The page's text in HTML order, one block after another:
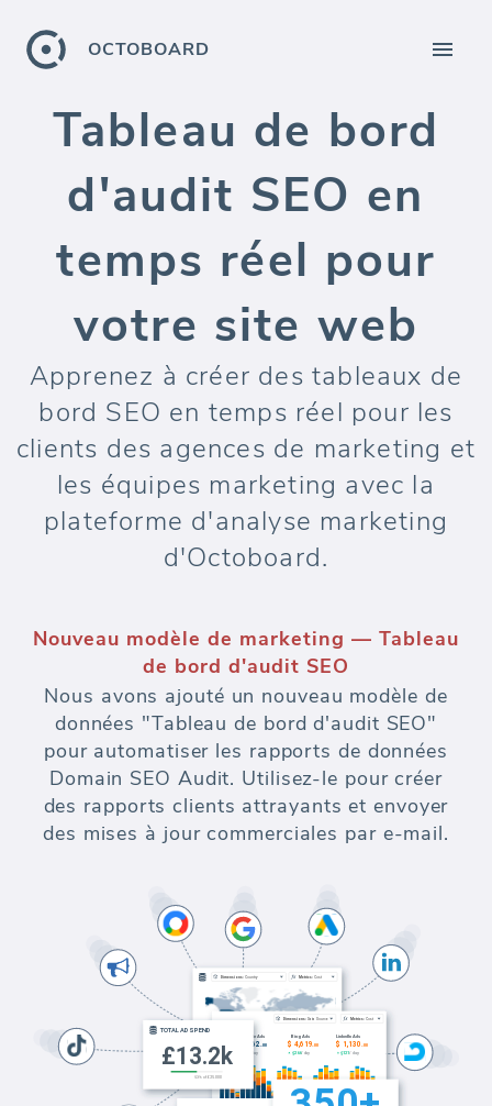
OCTOBOARD
Tableau de bord
d'audit SEO en
temps réel pour
votre site web
Apprenez à créer des tableaux de
bord SEO en temps réel pour les
clients des agences de marketing et
les équipes marketing avec la
plateforme d'analyse marketing
d'Octoboard.
Nouveau modèle de marketing — Tableau
de bord d'audit SEO
Nous avons ajouté un nouveau modèle de
données "Tableau de bord d'audit SEO"
pour automatiser les rapports de données
Domain SEO Audit. Utilisez-le pour créer
des rapports clients attrayants et envoyer
des mises à jour commerciales par e-mail.